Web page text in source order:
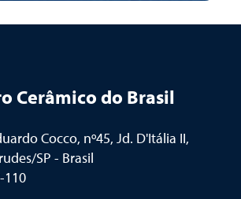
Cerâmico do Brasil
Cocco, nº45, Jd. D'Itália II,
SP - Brasil
110